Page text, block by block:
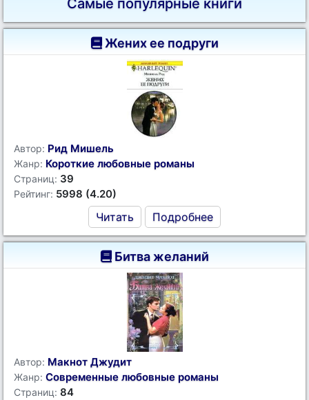
Самые популярные книги
Жених ее подруги
Автор: Рид Мишель
Жанр: Короткие любовные романы
Страниц: 39
Рейтинг: 5998 (4.20)
Читать Подробнее
Битва желаний
Автор: Макнот Джудит
Жанр: Современные любовные романы
Страниц: 84